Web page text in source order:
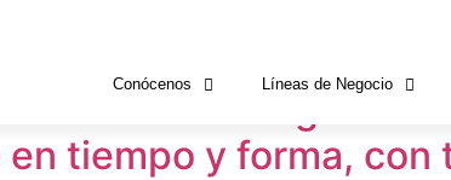
Conócenos Líneas de Negocio
Greening-e: “La
tiempo y forma, con